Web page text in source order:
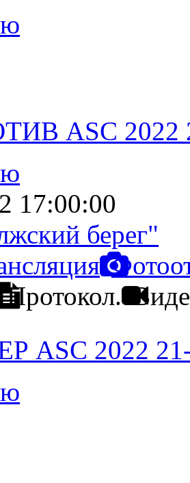
ASC 2022
17:00:00
берег"
Протокол.
ASC 2022